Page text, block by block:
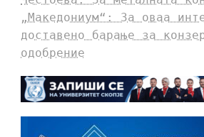
„Македониум“: За оваа
доставено барање за
одобрение